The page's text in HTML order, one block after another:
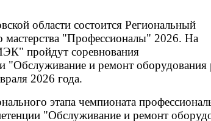
области состоится Региональный
мастерства "Профессионалы" 2026. На
пройдут соревнования
"Обслуживание и ремонт оборудования
2026 года.
этапа чемпионата
"Обслуживание и ремонт